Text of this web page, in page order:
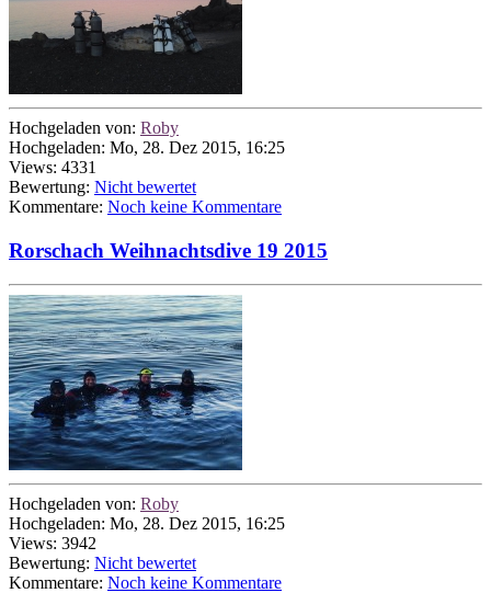
Hochgeladen von: Roby
Hochgeladen: Mo, 28. Dez 2015, 16:25
Views: 4331
Bewertung: Nicht bewertet
Kommentare: Noch keine Kommentare
Rorschach Weihnachtsdive 19 2015
Hochgeladen von: Roby
Hochgeladen: Mo, 28. Dez 2015, 16:25
Views: 3942
Bewertung: Nicht bewertet
Kommentare: Noch keine Kommentare